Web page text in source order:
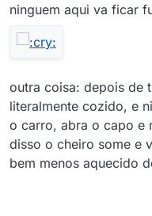
ninguem aqui va ficar
outra coisa: depois de
literalmente cozido, e
o carro, abra o capo e
disso o cheiro some e
bem menos aquecido